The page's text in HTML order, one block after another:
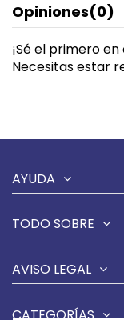
Opiniones(0)
¡Sé el primero
Necesitas estar
AYUDA
TODO SOBRE
AVISO LEGAL
CATEGORÍAS